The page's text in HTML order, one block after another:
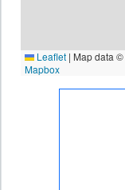
Leaflet | Map data ©
Mapbox